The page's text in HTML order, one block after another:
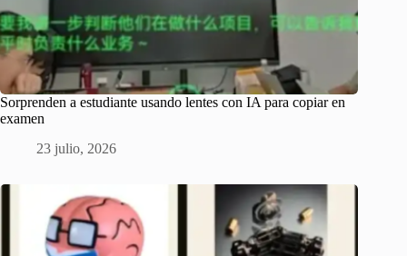
Sorprenden a estudiante usando lentes con IA para copiar en
examen
23 julio, 2026